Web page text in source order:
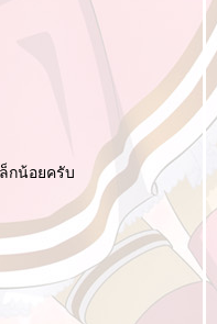
กน้อยครับ